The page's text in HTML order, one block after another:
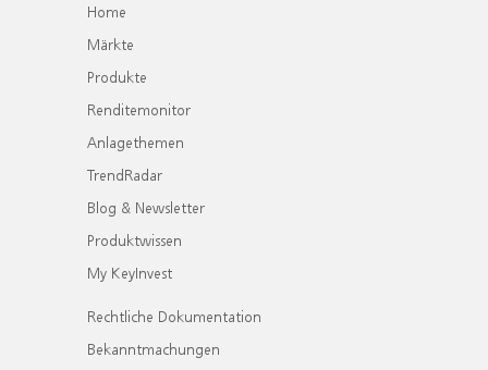
Home
Märkte
Produkte
Renditemonitor
Anlagethemen
TrendRadar
Blog & Newsletter
Produktwissen
My KeyInvest
Rechtliche Dokumentation
Bekanntmachungen